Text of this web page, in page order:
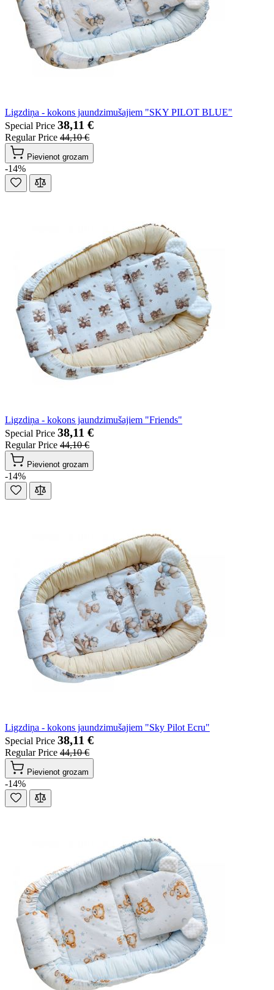
Ligzdiņa - kokons jaundzimušajiem "SKY PILOT BLUE"
Special Price 38,11 €
Regular Price 44,10 €
Pievienot grozam
-14%
Ligzdiņa - kokons jaundzimušajiem "Friends"
Special Price 38,11 €
Regular Price 44,10 €
Pievienot grozam
-14%
Ligzdiņa - kokons jaundzimušajiem "Sky Pilot Ecru"
Special Price 38,11 €
Regular Price 44,10 €
Pievienot grozam
-14%